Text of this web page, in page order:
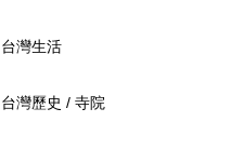
台灣生活
台灣歷史 / 寺院